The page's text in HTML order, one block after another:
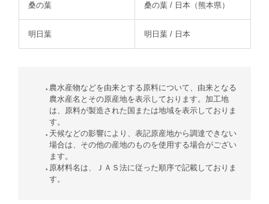
桑の葉 桑の葉 / 日本（熊本県）
明日葉 明日葉 / 日本
農水産物などを由来とする原料について、由来となる
農水産名とその原産地を表示しております。加工地
は、原料が製造された国または地域を表示しておりま
す。
天候などの影響により、表記原産地から調達できない
場合は、その他の産地のものを使用する場合がござい
ます。
原材料名は、ＪＡＳ法に従った順序で記載しておりま
す。